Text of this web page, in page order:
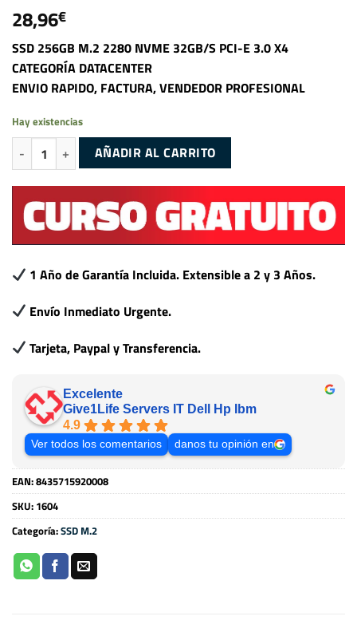
28,96€
SSD 256GB M.2 2280 NVME 32GB/S PCI-E 3.0 X4
CATEGORÍA DATACENTER
ENVIO RAPIDO, FACTURA, VENDEDOR PROFESIONAL
Hay existencias
SSD 256GB M.2 2280 NVME 32GB/S PCI-E 3.0 X4 CATEGORÍA
AÑADIR AL CARRITO
1 Año de Garantía Incluida. Extensible a 2 y 3 Años.
Envío Inmediato Urgente.
Tarjeta, Paypal y Transferencia.
Excelente
Give1Life Servers IT Dell Hp Ibm
4.9
Ver todos los comentarios danos tu opinión en
EAN:8435715920008
SKU: 1604
Categoría:SSD M.2